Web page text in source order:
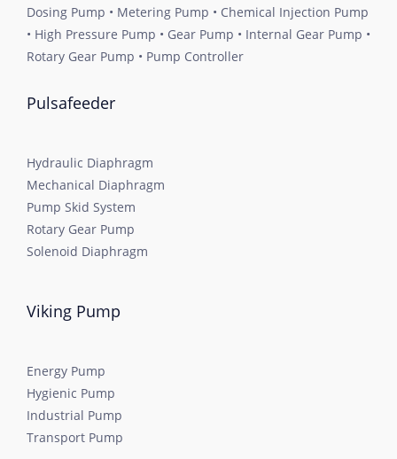
Dosing Pump • Metering Pump • Chemical Injection Pump
• High Pressure Pump • Gear Pump • Internal Gear Pump •
Rotary Gear Pump • Pump Controller
Pulsafeeder
Hydraulic Diaphragm
Mechanical Diaphragm
Pump Skid System
Rotary Gear Pump
Solenoid Diaphragm
Viking Pump
Energy Pump
Hygienic Pump
Industrial Pump
Transport Pump